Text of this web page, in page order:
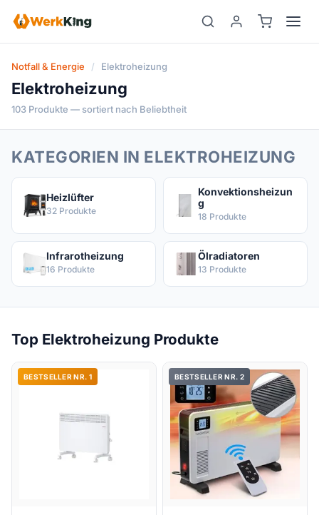
Inhalt
springen
Notfall & Energie
/ Elektroheizung
Elektroheizung
103 Produkte — sortiert nach Beliebtheit
KATEGORIEN IN ELEKTROHEIZUNG
Heizlüfter
32 Produkte
Konvektionsheizun
g
18 Produkte
Infrarotheizung
16 Produkte
Ölradiatoren
13 Produkte
Top Elektroheizung Produkte
BESTSELLER NR. 1 BESTSELLER NR. 2